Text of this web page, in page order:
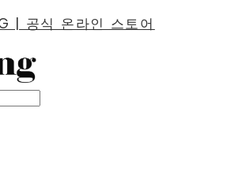
| 공식 온라인 스토어